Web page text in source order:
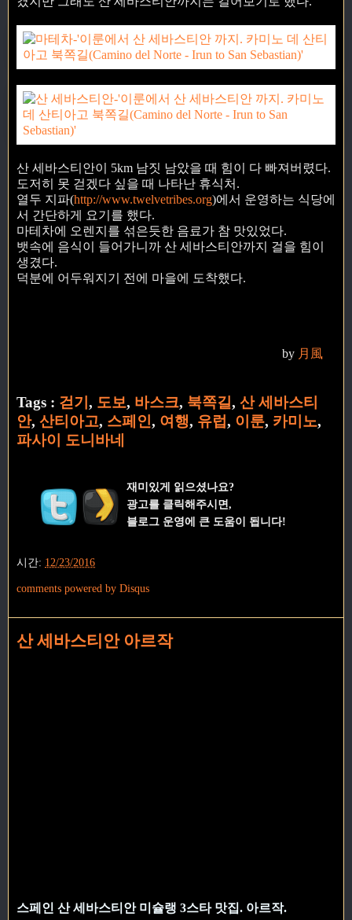
산 세바스티안이 5km 남짓 남았을 때 힘이 다 빠져버렸다.
도저히 못 걷겠다 싶을 때 나타난 휴식처.
열두 지파(http://www.twelvetribes.org)에서 운영하는 식당에
서 간단하게 요기를 했다.
마테차에 오렌지를 섞은듯한 음료가 참 맛있었다.
뱃속에 음식이 들어가니까 산 세바스티안까지 걸을 힘이
생겼다.
덕분에 어두워지기 전에 마을에 도착했다.
by 月風
Tags : 걷기 , 도보, 바스크, 북쪽길, 산 세바스티
안, 산티아고, 스페인, 여행, 유럽, 이룬, 카미노,
파사이 도니바네
재미있게 읽으셨나요?
광고를 클릭해주시면,
블로그 운영에 큰 도움이 됩니다!
시간: 12/23/2016
comments powered by Disqus
산 세바스티안 아르작
스페인 산 세바스티안 미슐랭 3스타 맛집. 아르작.